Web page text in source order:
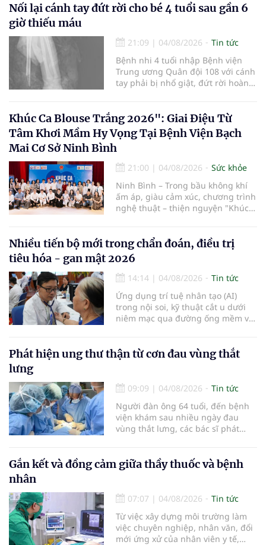
cường truyền thông, hoàn thiện
quy trình chuyên môn và hệ thống
hiến và ghép mô tạng.
Nối lại cánh tay đứt rời cho bé 4 tuổi sau gần 6
giờ thiếu máu
21:09 | 04/08/2026
Tin tức
Bệnh nhi 4 tuổi nhập Bệnh viện
Trung ương Quân đội 108 với cánh
tay phải bị nhổ giật, đứt rời hoàn
thương nặng và thời gian thiếu
máu kéo dài, các bác sĩ đã tái lập
tuần hoàn thành công sau ca vi
phẫu kéo dài 3 giờ.
Khúc Ca Blouse Trắng 2026": Giai Điệu Từ
Tâm Khơi Mầm Hy Vọng Tại Bệnh Viện Bạch
Mai Cơ Sở Ninh Bình
21:00 | 04/08/2026
Sức khỏe
Ninh Bình – Trong bầu không khí
ấm áp, giàu cảm xúc, chương trình
nghệ thuật – thiện nguyện "Khúc
điểm dừng chân đầu tiên tại Bệnh
viện Bạch Mai cơ sở Ninh Bình.
Nhiều tiến bộ mới trong chẩn đoán, điều trị
tiêu hóa - gan mật 2026
14:14 | 04/08/2026
Tin tức
Ứng dụng trí tuệ nhân tạo (AI)
trong nội soi, kỹ thuật cắt u dưới
niêm mạc qua đường ống mềm và
là những nội dung trọng tâm được
báo cáo tại Hội thảo khoa học cập
tiêu hóa - gan mật vừa diễn ra
quốc tế Hồng Bàng.
Phát hiện ung thư thận từ cơn đau vùng thắt
lưng
09:09 | 04/08/2026
Tin tức
Người đàn ông 64 tuổi, đến bệnh
viện khám sau nhiều ngày đau
vùng thắt lưng, các bác sĩ phát
biểu mô tế bào thận. Với khối u còn
ở giai đoạn sớm, người bệnh được
bằng phẫu thuật robot thay vì phải
đây.
Gắn kết và đồng cảm giữa thầy thuốc và bệnh
nhân
07:07 | 04/08/2026
Tin tức
Từ việc xây dựng môi trường làm
việc chuyên nghiệp, nhân văn, đổi
mới ứng xử của nhân viên y tế,